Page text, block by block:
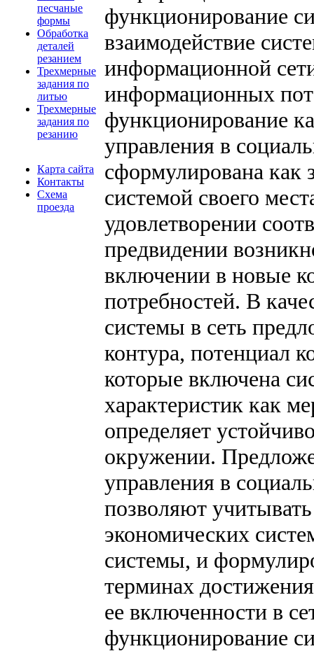
песчаные
формы
Обработка
деталей
резанием
Трехмерные
задания по
литью
Трехмерные
задания по
резанию
Карта сайта
Контакты
Схема
проезда
функционирование
взаимодействие
информационной
информационных
функционирование
управления в
сформулирована как
системой своего
удовлетворении
предвидении
включении в новые
потребностей. В
системы в сеть
контура, потенциал
которые включена
характеристик как
определяет
окружении.
управления в
позволяют
экономических
системы, и
терминах
ее включенности в
функционирование